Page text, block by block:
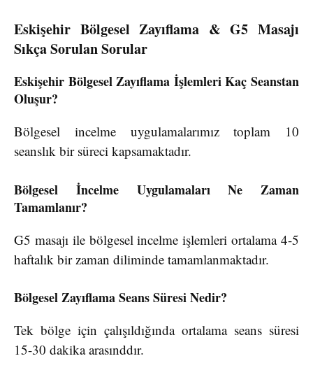
Eskişehir Bölgesel Zayıflama & G5 Masajı
Sıkça Sorulan Sorular
Eskişehir Bölgesel Zayıflama İşlemleri Kaç Seanstan
Oluşur?
Bölgesel incelme uygulamalarımız toplam 10
seanslık bir süreci kapsamaktadır.
Bölgesel İncelme Uygulamaları Ne Zaman
Tamamlanır?
G5 masajı ile bölgesel incelme işlemleri ortalama 4-5
haftalık bir zaman diliminde tamamlanmaktadır.
Bölgesel Zayıflama Seans Süresi Nedir?
Tek bölge için çalışıldığında ortalama seans süresi
15-30 dakika arasınddır.